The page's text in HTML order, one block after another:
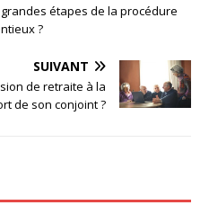
étapes de la procédure
?
SUIVANT
de retraite à la
de son conjoint ?